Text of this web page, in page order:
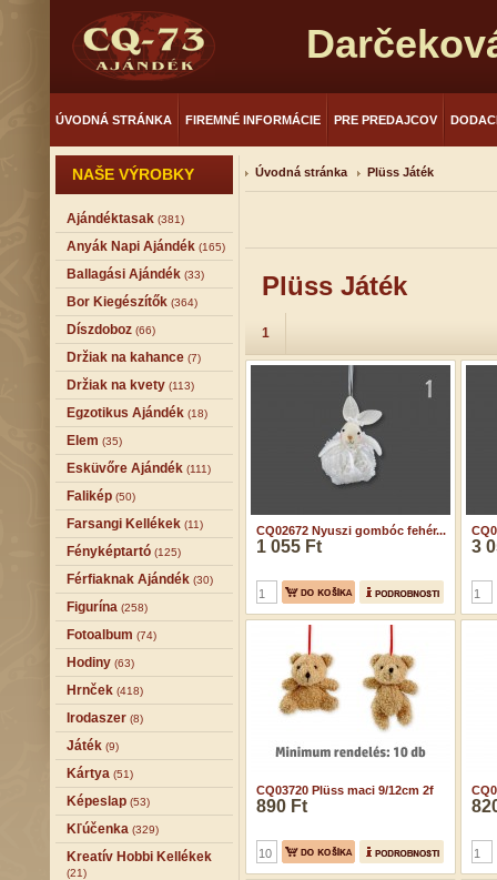
ÚVODNÁ STRÁNKA FIREMNÉ INFORMÁCIE PRE PREDAJCOV
NAŠE VÝROBKY
Ajándéktasak (381)
Anyák Napi Ajándék (165)
Ballagási Ajándék (33)
Bor Kiegészítők (364)
Díszdoboz (66)
Držiak na kahance (7)
Držiak na kvety (113)
Egzotikus Ajándék (18)
Elem (35)
Esküvőre Ajándék (111)
Falikép (50)
Farsangi Kellékek (11)
Fényképtartó (125)
Férfiaknak Ajándék (30)
Figurína (258)
Fotoalbum (74)
Hodiny (63)
Hrnček (418)
Irodaszer (8)
Játék (9)
Kártya (51)
Képeslap (53)
Kľúčenka (329)
Kreatív Hobbi Kellékek
(21)
Úvodná stránka Plüss Játék
Plüss Játék
1
CQ02672 Nyuszi gombóc fehér...
1 055 Ft 3
CQ03720 Plüss maci 9/12cm 2f
890 Ft